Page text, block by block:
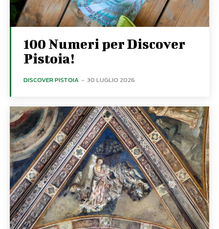
100 Numeri per Discover
Pistoia!
DISCOVER PISTOIA - 30 LUGLIO 2026